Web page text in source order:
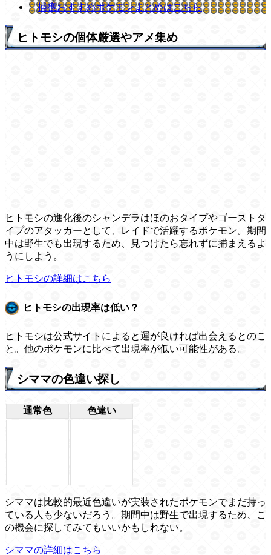
捕獲おすすめポケモンまとめはこちら
ヒトモシの個体厳選やアメ集め
ヒトモシの進化後のシャンデラはほのおタイプやゴーストタ
イプのアタッカーとして、レイドで活躍するポケモン。期間
中は野生でも出現するため、見つけたら忘れずに捕まえるよ
うにしよう。
ヒトモシの詳細はこちら
ヒトモシの出現率は低い？
ヒトモシは公式サイトによると運が良ければ出会えるとのこ
と。他のポケモンに比べて出現率が低い可能性がある。
シママの色違い探し
通常色 色違い
シママは比較的最近色違いが実装されたポケモンでまだ持っ
ている人も少ないだろう。期間中は野生で出現するため、こ
の機会に探してみてもいいかもしれない。
シママの詳細はこちら